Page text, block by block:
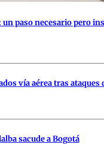
paso necesario pero
vía aérea tras
sacude a Bogotá